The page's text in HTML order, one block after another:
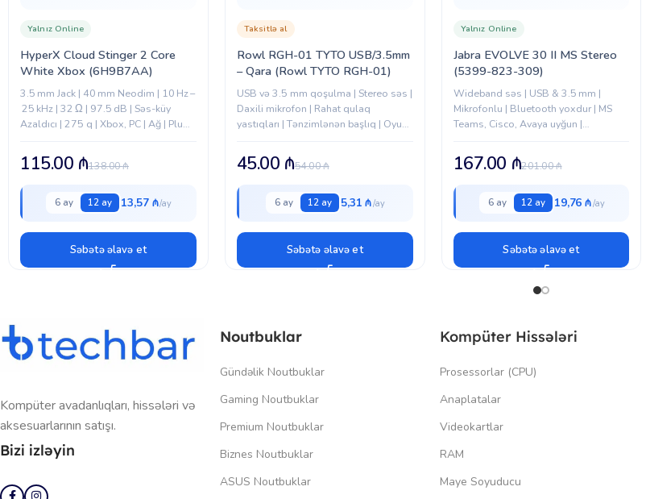
HyperX Cloud Stinger 2 Core
White Xbox (6H9B7AA)
Yalnız Online
3.5 mm Jack | 40 mm Neodim | 10 Hz –
25 kHz | 32 Ω | 97.5 dB | Səs-küy
Azaldıcı | 275 q | Xbox, PC | Ağ | Plug
138.00₼
115.00 ₼
6 ay 12 ay 13,57 ₼
Səbətə əlavə et
Rowl RGH-01 TYTO USB/3.5mm
– Qara (Rowl TYTO RGH-01)
Taksitlə al
USB və 3.5 mm qoşulma | Stereo səs |
Daxili mikrofon | Rahat qulaq
yastıqları | Tənzimlənən başlıq | Oyun
54.00₼
45.00 ₼
6 ay 12 ay 5,31 ₼
Səbətə əlavə et
Jabra EVOLVE 30 II MS Stereo
(5399-823-309)
Yalnız Online
Wideband səs | USB & 3.5 mm |
Mikrofonlu | Bluetooth yoxdur | MS
Teams, Cisco, Avaya uyğun |
kabel | 171 q | Qutuda:...
201.00₼
167.00 ₼
6 ay 12 ay 19,76 ₼
Səbətə əlavə et
Kompüter avadanlıqları, hissələri və
aksesuarlarının satışı.
Bizi izləyin
Noutbuklar
Gündəlik Noutbuklar
Gaming Noutbuklar
Premium Noutbuklar
Biznes Noutbuklar
ASUS Noutbuklar
Kompüter Hissələri
Prosessorlar (CPU)
Anaplatalar
Videokartlar
RAM
Maye Soyuducu